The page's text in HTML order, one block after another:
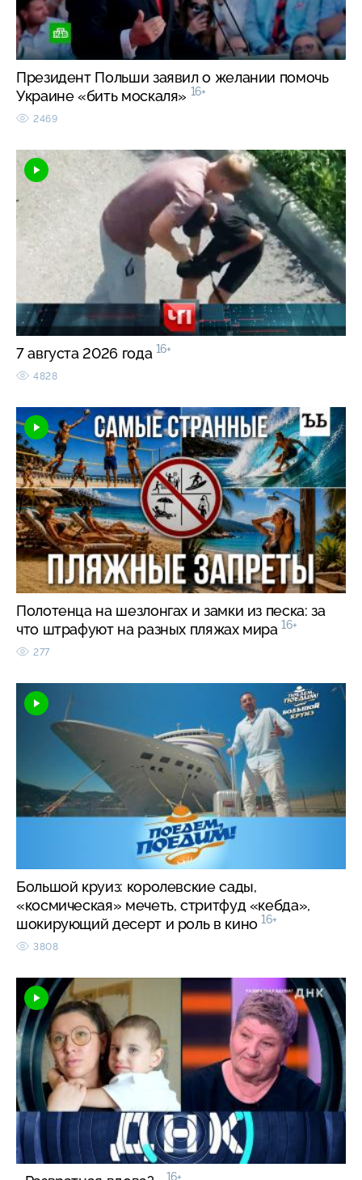
Президент Польши заявил о желании помочь
Украине «бить москаля» 16+
2469
7 августа 2026 года 16+
4828
Полотенца на шезлонгах и замки из песка: за
что штрафуют на разных пляжах мира 16+
277
Большой круиз: королевские сады,
«космическая» мечеть, стритфуд «кебда»,
шокирующий десерт и роль в кино 16+
3808
16+